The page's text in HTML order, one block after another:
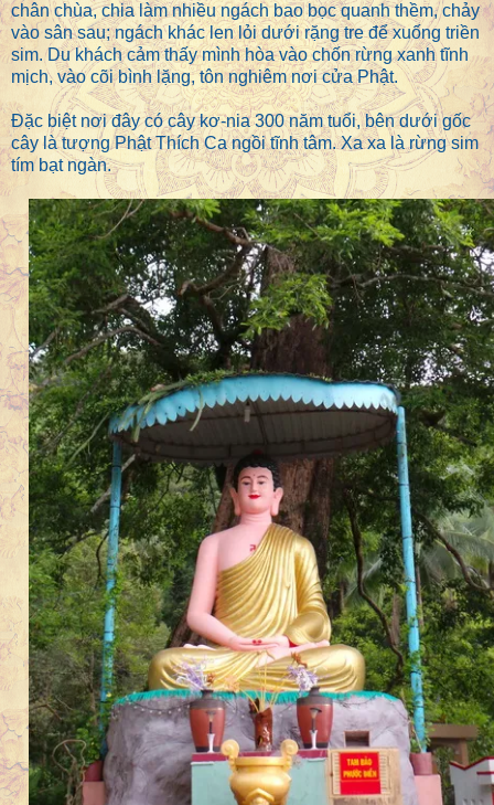
chân chùa, chia làm nhiều ngách bao bọc quanh thềm, chảy
vào sân sau; ngách khác len lỏi dưới rặng tre để xuống triền
sim. Du khách cảm thấy mình hòa vàochốn rừng xanh tĩnh
mịch, vàocõi bình lặng, tôn nghiêm nơi cửa Phật.
Đặc biệt nơi đây có cây kơ-nia 300 năm tuổi, bên dưới gốc
cây là tượng Phật Thích Ca ngồi tĩnh tâm. Xa xa là rừng sim
tím bạt ngàn.